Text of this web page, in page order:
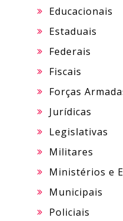
Educacionais
Estaduais
Federais
Fiscais
Forças
Jurídicas
Legislativas
Militares
Ministérios e
Municipais
Policiais